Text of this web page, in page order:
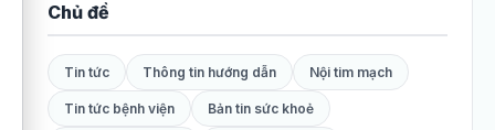
Chủ đề
Tin tức Thông tin hướng dẫn Nội tim mạch
Tin tức bệnh viện Bản tin sức khoẻ